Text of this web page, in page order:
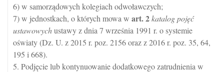
6) w samorządowych kolegiach odwoławczych;
7) w jednostkach, o których mowa w art.2katalog pojęć
ustawowychustawy z dnia 7 września 1991 r. o systemie
oświaty (Dz. U. z 2015 r. poz. 2156 oraz z 2016 r. poz. 35, 64,
195 i 668).
5. Podjęcie lub kontynuowanie dodatkowego zatrudnienia w